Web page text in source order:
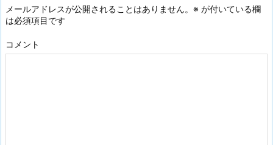
メールアドレスが公開されることはありません。 ※ が付いている欄
は必須項目です
コメント